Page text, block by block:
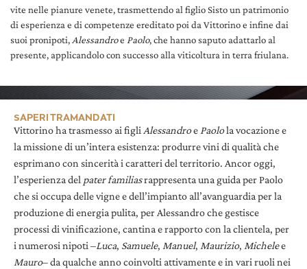
vite nelle pianure venete, trasmettendo al figlio Sisto un patrimonio
di esperienza e di competenze ereditato poi da Vittorino e infine dai
suoi pronipoti, Alessandroe Paolo, che hanno saputo adattarlo al
presente, applicandolo con successo alla viticoltura in terra friulana.
SAPERI TRAMANDATI
Vittorino ha trasmesso ai figli Alessandroe Paolola vocazione e
la missione di un’intera esistenza: produrre vini di qualità che
esprimano con sincerità i caratteri del territorio. Ancor oggi,
l’esperienza del pater familiasrappresenta una guida per Paolo
che si occupa delle vigne e dell’impianto all’avanguardia per la
produzione di energia pulita, per Alessandro che gestisce
processi di vinificazione, cantina e rapporto con la clientela, per
i numerosi nipoti –Luca, Samuele, Manuel, Maurizio, Michelee
Mauro– da qualche anno coinvolti attivamente e in vari ruoli nei